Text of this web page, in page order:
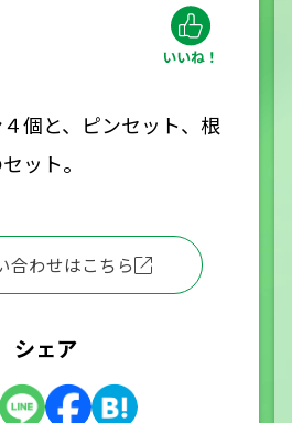
個と、ピンセット、根
ット。
合わせはこちら
シェア